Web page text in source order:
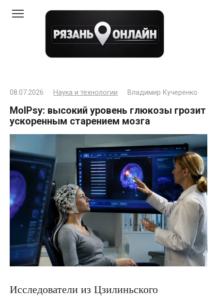
08.07.2026 Наука и технологии Владимир Кучеренко
MolPsy: высокий уровень глюкозы грозит
ускоренным старением мозга
Исследователи из Цзилиньского